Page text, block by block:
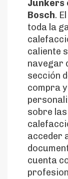
Junkers
Bosch.
toda la
caliente
navegar
sección
compra
sobre
acceder
cuenta